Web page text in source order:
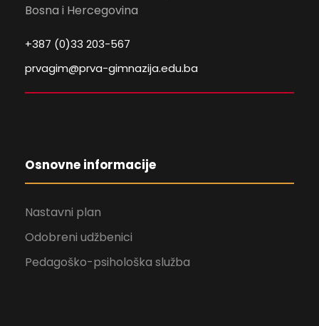
Bosna i Hercegovina
+387 (0)33 203-567
prvagim@prva-gimnazija.edu.ba
Osnovne informacije
Nastavni plan
Odobreni udžbenici
Pedagoško-psihološka služba